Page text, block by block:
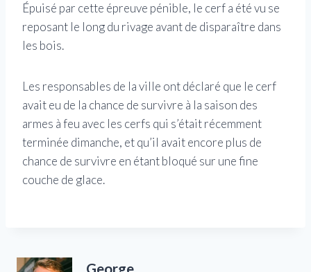
Épuisé par cette épreuve pénible, le cerf a été vu se
reposant le long du rivage avant de disparaître dans
les bois.
Les responsables de la ville ont déclaré que le cerf
avait eu de la chance de survivre à la saison des
armes à feu avec les cerfs qui s’était récemment
terminée dimanche, et qu’il avait encore plus de
chance de survivre en étant bloqué sur une fine
couche de glace.
George